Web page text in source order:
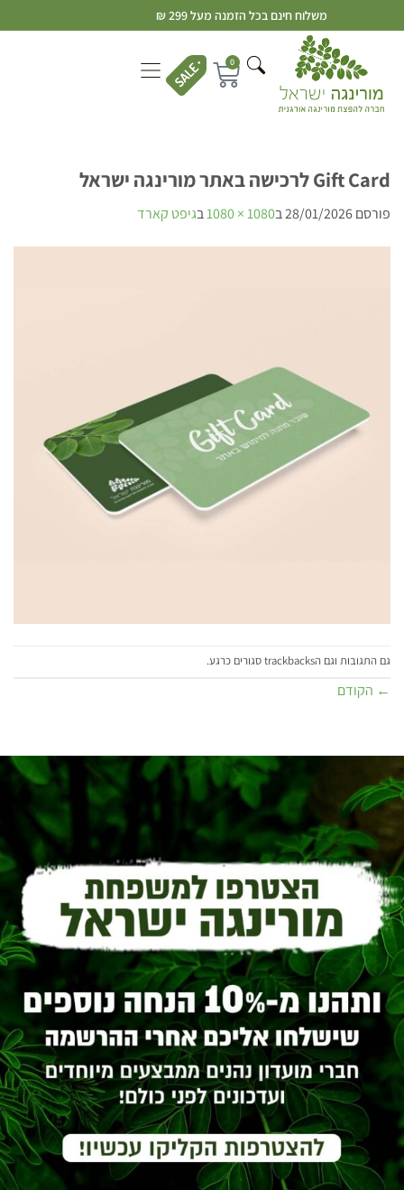
משלוח חינם בכל הזמנה מעל 299 ₪
0
Gift Card לרכישה באתר מורינגה ישראל
פורסם28/01/2026ב1080 × 1080 בגיפט קארד
גם התגובות וגם הtrackbacks סגורים כרגע.
← הקודם